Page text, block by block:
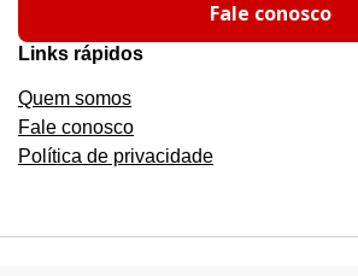
Fale conosco
Links rápidos
Quem somos
Fale conosco
Política de privacidade